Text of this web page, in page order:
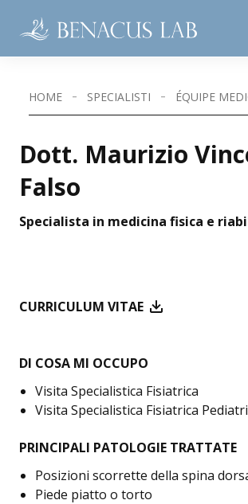
HOME SPECIALISTI ÉQUIPE
Dott. Maurizio
Falso
Specialista in medicina fisica e
CURRICULUM VITAE
DI COSA MI OCCUPO
Visita Specialistica Fisiatrica
Visita Specialistica Fisiatrica
PRINCIPALI PATOLOGIE TRATTATE
Posizioni scorrette della spina
Piede piatto o torto